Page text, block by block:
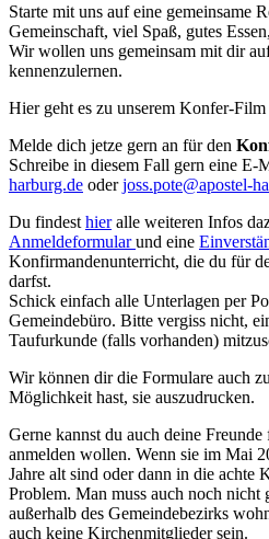
Starte mit uns auf eine gemeinsame
Gemeinschaft, viel Spaß, gutes
Wir wollen uns gemeinsam mit dir
kennenzulernen.
Hier geht es zu unserem Konfer-
Melde dich jetze gern an für den
Schreibe in diesem Fall gern eine E-
harburg.de oderjoss.pote@apostel-
Du findest hieralle weiteren Infos
Anmeldeformularund eine
Konfirmandenunterricht, die du für
darfst.
Schick einfach alle Unterlagen per
Gemeindebüro. Bitte vergiss nicht,
Taufurkunde (falls vorhanden)
Wir können dir die Formulare auch
Möglichkeit hast, sie auszudrucken.
Gerne kannst du auch deine
anmelden wollen. Wenn sie im Mai
Jahre alt sind oder dann in die achte
Problem. Man muss auch noch nicht
außerhalb des Gemeindebezirks
auch keine Kirchenmitglieder sein.